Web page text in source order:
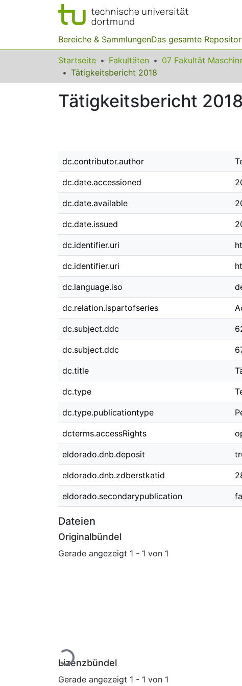
Bereiche & SammlungenDas gesamte
Startseite Fakultäten 07 Fakultät
Tätigkeitsbericht 2018
Tätigkeitsbericht 2018
dc.contributor.author
dc.date.accessioned
dc.date.available
dc.date.issued
dc.identifier.uri
dc.identifier.uri
dc.language.iso
dc.relation.ispartofseries
dc.subject.ddc
dc.subject.ddc
dc.title
dc.type
dc.type.publicationtype
dcterms.accessRights
eldorado.dnb.deposit
eldorado.dnb.zdberstkatid
eldorado.secondarypublication
Dateien
Originalbündel
Gerade angezeigt 1 - 1 von 1
Lade...
Lizenzbündel
Gerade angezeigt 1 - 1 von 1